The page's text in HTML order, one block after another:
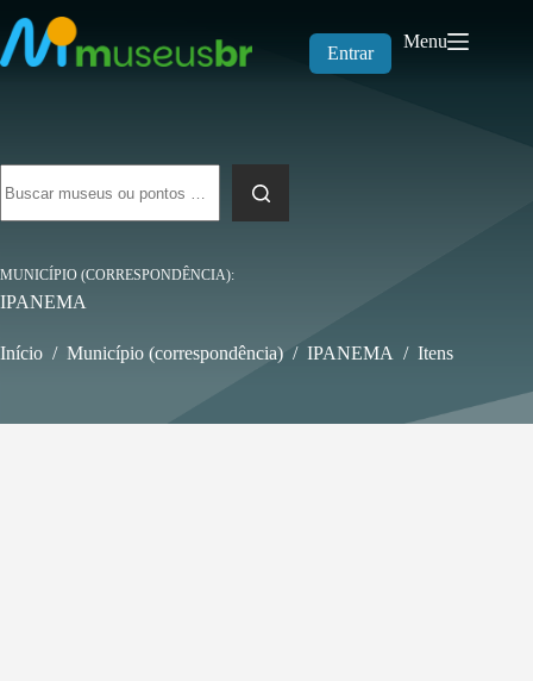
para
o
conteúdo
Entrar
Menu
resultados
MUNICÍPIO (CORRESPONDÊNCIA)
IPANEMA
Início / Município (correspondência) / IPANEMA / Itens